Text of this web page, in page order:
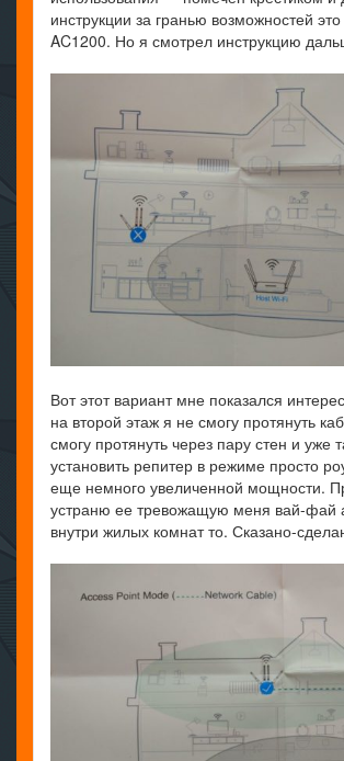
инструкции за гранью возможностей
AC1200. Но я смотрел инструкцию
Вот этот вариант мне показался
на второй этаж я не смогу протянуть
смогу протянуть через пару стен и уже
установить репитер в режиме просто
еще немного увеличенной мощности.
устраню ее тревожащую меня вай-фай
внутри жилых комнат то. Сказано-